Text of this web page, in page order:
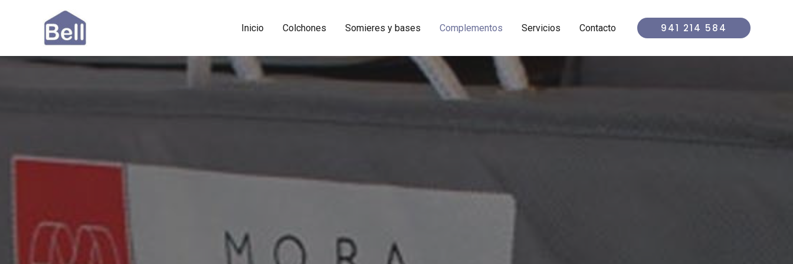
Inicio Colchones Somieres y bases Complementos Servicios Contacto 941 214 584